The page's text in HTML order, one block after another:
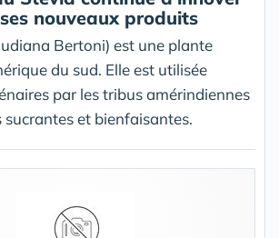
nouveaux produits
Bertoni) est une plante
du sud. Elle est utilisée
par les tribus amérindiennes
sucrantes et bienfaisantes.